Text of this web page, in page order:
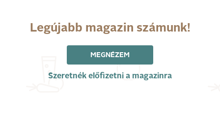
Legújabb magazin számunk!
MEGNÉZEM
Szeretnék előfizetni a magazinra